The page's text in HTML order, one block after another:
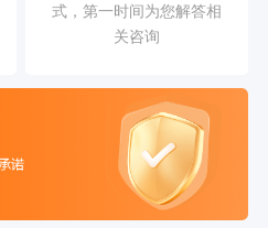
式，第一时间为您解答相
关咨询